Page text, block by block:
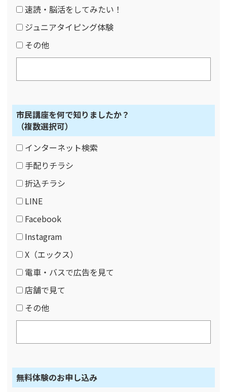
速読・脳活をしてみたい！
ジュニアタイピング体験
その他
市民講座を何で知りましたか？
（複数選択可）
インターネット検索
手配りチラシ
折込チラシ
LINE
Facebook
Instagram
X（エックス）
電車・バスで広告を見て
店舗で見て
その他
無料体験のお申し込み